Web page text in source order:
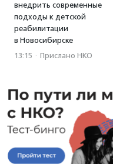
внедрить современные
подходы к детской
реабилитации
в Новосибирске
13:15 · Прислано НКО